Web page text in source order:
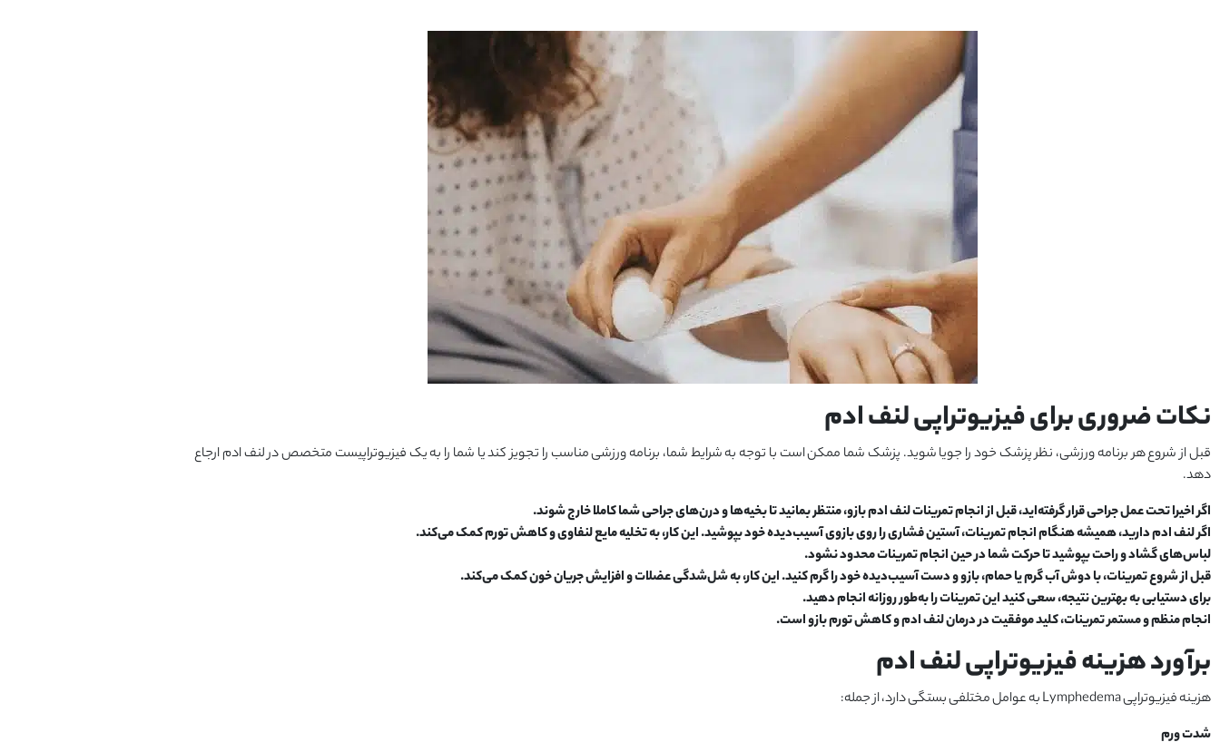
نکات ضروری برای فیزیوتراپی لنف ادم
قبل از شروع هر برنامه ورزشی، نظر پزشک خود را جویا شوید. پزشک شما ممکن است با توجه به شرایط شما، برنامه ورزشی مناسب را تجویز کند یا شما را به یک فیزیوتراپیست متخصص در لنف ادم ارجاع
دهد.
اگر اخیرا تحت عمل جراحی قرار گرفته‌اید، قبل از انجام تمرینات لنف ادم بازو، منتظر بمانید تا بخیه‌ها و درن‌های جراحی شما کاملا خارج شوند.
اگر لنف ادم دارید، همیشه هنگام انجام تمرینات، آستین فشاری را روی بازوی آسیب‌دیده خود بپوشید. این کار، به تخلیه مایع لنفاوی و کاهش تورم کمک می‌کند.
لباس‌های گشاد و راحت بپوشید تا حرکت شما در حین انجام تمرینات محدود نشود.
قبل از شروع تمرینات، با دوش آب گرم یا حمام، بازو و دست آسیب‌دیده خود را گرم کنید. این کار، به شل‌شدگی عضلات و افزایش جریان خون کمک می‌کند.
برای دستیابی به بهترین نتیجه، سعی کنید این تمرینات را به‌طور روزانه انجام دهید.
انجام منظم و مستمر تمرینات، کلید موفقیت در درمان لنف ادم و کاهش تورم بازو است.
برآورد هزینه فیزیوتراپی لنف ادم
هزینه فیزیوتراپی Lymphedema به عوامل مختلفی بستگی دارد، از جمله:
شدت ورم